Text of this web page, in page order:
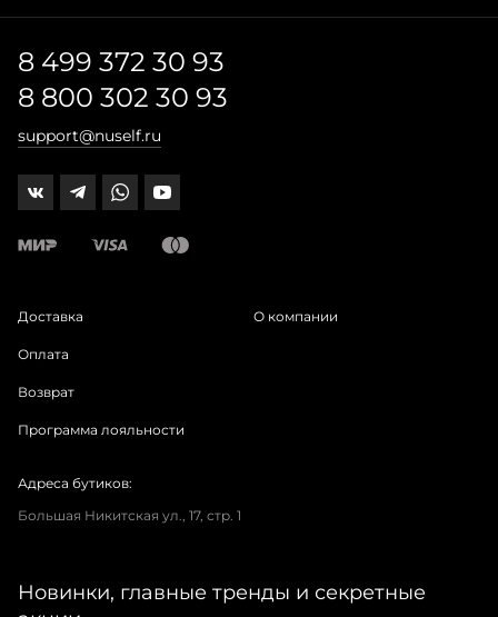
8 499 372 30 93
8 800 302 30 93
support@nuself.ru
Доставка
Оплата
Возврат
Программа лояльности
О компании
Адреса бутиков:
Большая Никитская ул., 17, стр. 1
Новинки, главные тренды и секретные